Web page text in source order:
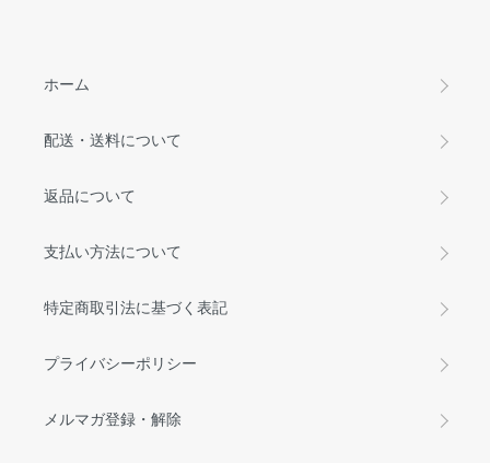
ホーム
配送・送料について
返品について
支払い方法について
特定商取引法に基づく表記
プライバシーポリシー
メルマガ登録・解除